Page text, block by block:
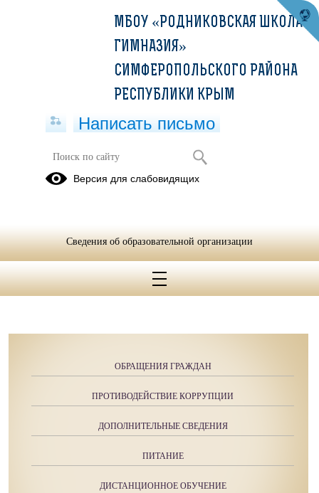
Советы психолога по подготовке к
экзаменам
Советы психолога по подготовке к экзаменам.docx
ОБРАЩЕНИЯ ГРАЖДАН
ПРОТИВОДЕЙСТВИЕ КОРРУПЦИИ
ДОПОЛНИТЕЛЬНЫЕ СВЕДЕНИЯ
ПИТАНИЕ
ДИСТАНЦИОННОЕ ОБУЧЕНИЕ
МБОУ «РОДНИКОВСКАЯ ШКОЛА-
ГИМНАЗИЯ»
СИМФЕРОПОЛЬСКОГО РАЙОНА
РЕСПУБЛИКИ КРЫМ
Написать письмо
Версия для слабовидящих
Сведения об образовательной организации